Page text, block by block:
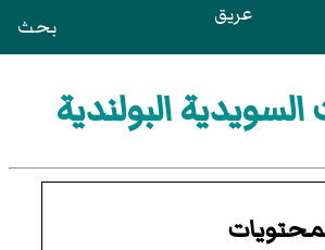
عريق بحث
السويدية البولندية